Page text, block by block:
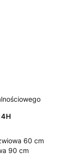
60 cm
90 cm